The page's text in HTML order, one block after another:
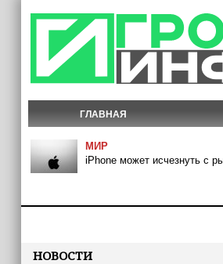
ГЛАВНАЯ
МИР
iPhone может исчезнуть с
НОВОСТИ